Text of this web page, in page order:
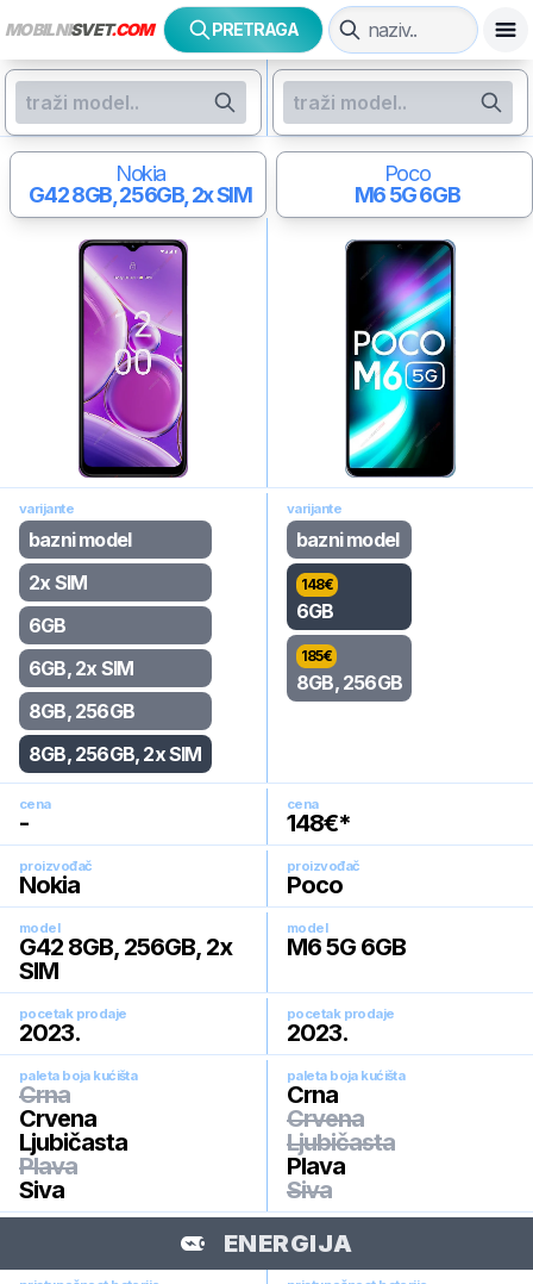
MOBILNISVET.COM PRETRAGA
Nokia
G428GB, 256GB, 2x SIM
Poco
M6 5G6GB
varijante
bazni model
2x SIM
6GB
6GB, 2x SIM
8GB, 256GB
8GB, 256GB, 2x SIM
varijante
bazni model
148€
6GB
185€
8GB, 256GB
cena
-
cena
148€*
proizvođač
Nokia
proizvođač
Poco
model
G42 8GB, 256GB, 2x
SIM
model
M6 5G 6GB
pocetak prodaje
2023.
pocetak prodaje
2023.
paleta boja kućišta
Crna
Crvena
Ljubičasta
Plava
Siva
paleta boja kućišta
Crna
Crvena
Ljubičasta
Plava
Siva
ENERGIJA